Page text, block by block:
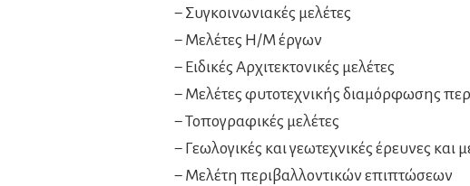
− Συγκοινωνιακές μελέτες
− Μελέτες Η/Μ έργων
− Ειδικές Αρχιτεκτονικές μελέτες
− Μελέτες φυτοτεχνικής διαμόρφωσης
− Τοπογραφικές μελέτες
− Γεωλογικές και γεωτεχνικές έρευνες και
− Μελέτη περιβαλλοντικών επιπτώσεων